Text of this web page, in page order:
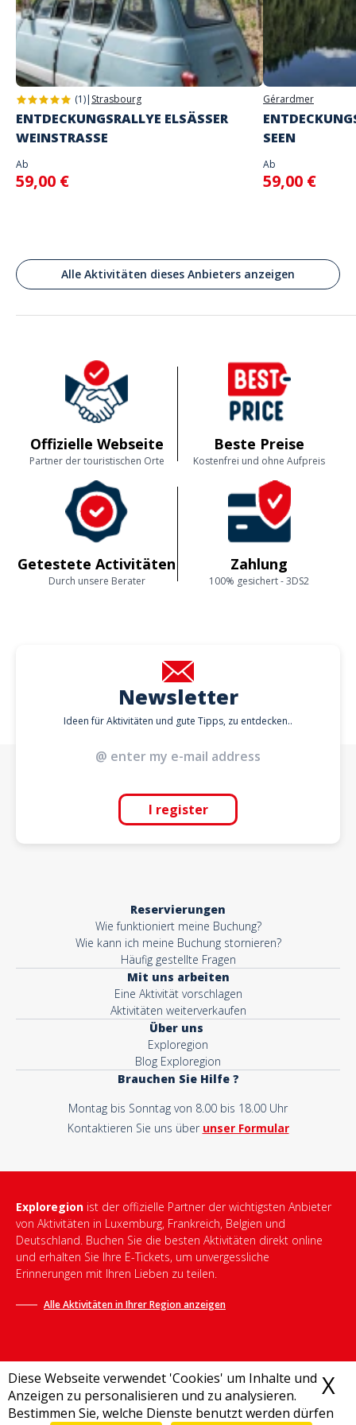
Diese Webseite verwendet 'Cookies' um Inhalte und
Anzeigen zu personalisieren und zu analysieren.
Bestimmen Sie, welche Dienste benutzt werden dürfen
X
Adresse
Bedford Square Gardens, Washington Group International, Bedford
Square, Londres, Royaume-Uni
(1)| Strasbourg
ENTDECKUNGSRALLYE ELSÄSSER
WEINSTRASSE
Ab
59,00 €
Gérardmer
SEEN
Ab
59,00 €
Alle Aktivitäten dieses Anbieters anzeigen
Offizielle Webseite
Partner der touristischen Orte
Beste Preise
Kostenfrei und ohne Aufpreis
Getestete Activitäten
Durch unsere Berater
Zahlung
100% gesichert - 3DS2
Newsletter
Ideen für Aktivitäten und gute Tipps, zu entdecken..
I register
Reservierungen
Wie funktioniert meine Buchung?
Wie kann ich meine Buchung stornieren?
Häufig gestellte Fragen
Mit uns arbeiten
Eine Aktivität vorschlagen
Aktivitäten weiterverkaufen
Über uns
Exploregion
Blog Exploregion
Brauchen Sie Hilfe ?
Montag bis Sonntag von 8.00 bis 18.00 Uhr
Kontaktieren Sie uns über unser Formular
Exploregion ist der offizielle Partner der wichtigsten Anbieter
von Aktivitäten in Luxemburg, Frankreich, Belgien und
Deutschland. Buchen Sie die besten Aktivitäten direkt online
und erhalten Sie Ihre E-Tickets, um unvergessliche
Erinnerungen mit Ihren Lieben zu teilen.
Alle Aktivitäten in Ihrer Region anzeigen
Allgemeine Geschäftsbedingungen-Datenschutzrichtlinie-